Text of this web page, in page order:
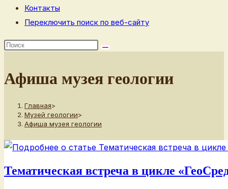
Контакты
Переключить поиск по веб-сайту
Афиша музея геологии
Главная>
Музей геологии>
Афиша музея геологии
Тематическая встреча в цикле